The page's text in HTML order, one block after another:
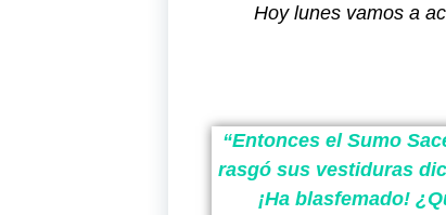
Hoy lunes vamos a
“Entonces el Sumo
rasgó sus vestiduras
¡Ha blasfemado!